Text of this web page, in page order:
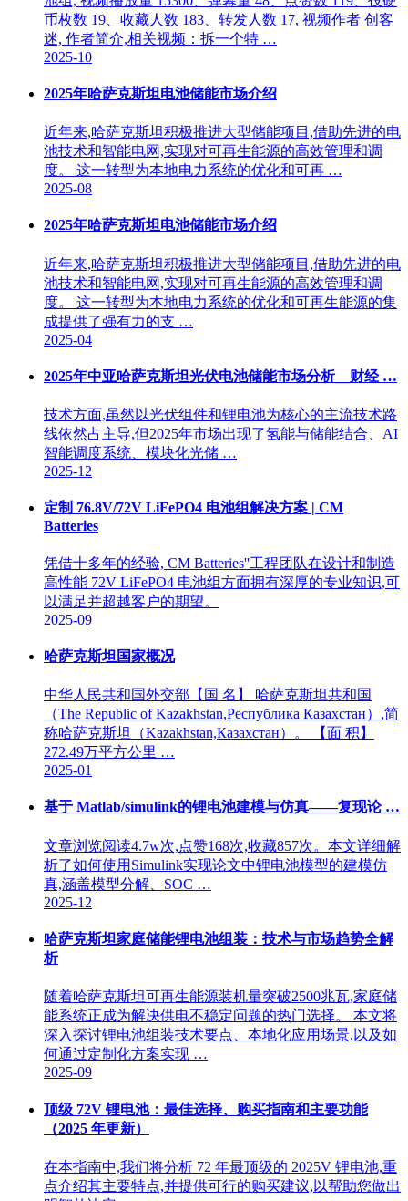
币枚数 19、收藏人数 183、转发人数 17, 视频作者 创客
迷, 作者简介,相关视频：拆一个特 …
2025-10
2025年哈萨克斯坦电池储能市场介绍
近年来,哈萨克斯坦积极推进大型储能项目,借助先进的电
池技术和智能电网,实现对可再生能源的高效管理和调
度。 这一转型为本地电力系统的优化和可再 …
2025-08
2025年哈萨克斯坦电池储能市场介绍
近年来,哈萨克斯坦积极推进大型储能项目,借助先进的电
池技术和智能电网,实现对可再生能源的高效管理和调
度。 这一转型为本地电力系统的优化和可再生能源的集
成提供了强有力的支 …
2025-04
2025年中亚哈萨克斯坦光伏电池储能市场分析__财经 …
技术方面,虽然以光伏组件和锂电池为核心的主流技术路
线依然占主导,但2025年市场出现了氢能与储能结合、AI
智能调度系统、模块化光储 …
2025-12
定制 76.8V/72V LiFePO4 电池组解决方案 | CM
Batteries
凭借十多年的经验, CM Batteries''工程团队在设计和制造
高性能 72V LiFePO4 电池组方面拥有深厚的专业知识,可
以满足并超越客户的期望。
2025-09
哈萨克斯坦国家概况
中华人民共和国外交部【国 名】 哈萨克斯坦共和国
（The Republic of Kazakhstan,Республика Казахстан）,简
称哈萨克斯坦（Kazakhstan,Казахстан）。 【面 积】
272.49万平方公里 …
2025-01
基于 Matlab/simulink的锂电池建模与仿真——复现论 …
文章浏览阅读4.7w次,点赞168次,收藏857次。本文详细解
析了如何使用Simulink实现论文中锂电池模型的建模仿
真,涵盖模型分解、SOC …
2025-12
哈萨克斯坦家庭储能锂电池组装：技术与市场趋势全解
析
随着哈萨克斯坦可再生能源装机量突破2500兆瓦,家庭储
能系统正成为解决供电不稳定问题的热门选择。 本文将
深入探讨锂电池组装技术要点、本地化应用场景,以及如
何通过定制化方案实现 …
2025-09
顶级 72V 锂电池：最佳选择、购买指南和主要功能
（2025 年更新）
在本指南中,我们将分析 72 年最顶级的 2025V 锂电池,重
点介绍其主要特点,并提供可行的购买建议,以帮助您做出